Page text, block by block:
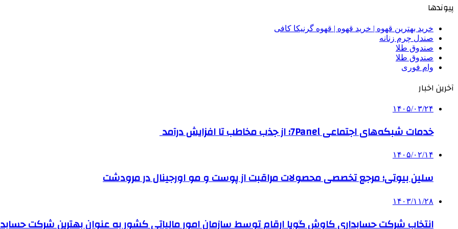
پیوندها
خرید بهترین قهوه | خرید قهوه | قهوه گرنیکا کافی
صندل چرم زنانه
صندوق طلا
صندوق طلا
وام فوری
آخرین اخبار
۱۴۰۵/۰۳/۲۴
خدمات شبکه‌های اجتماعی 7Panel؛ از جذب مخاطب تا افزایش درآمد
۱۴۰۵/۰۲/۱۴
سلین بیوتی؛ مرجع تخصصی محصولات مراقبت از پوست و مو اورجینال در مرودشت
۱۴۰۳/۱۱/۲۸
انتخاب شرکت حسابداری کاوش گویا ارقام توسط سازمان امور مالیاتی کشور به عنوان بهترین شرکت